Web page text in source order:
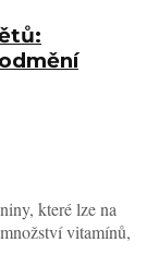
které lze na
vitamínů,